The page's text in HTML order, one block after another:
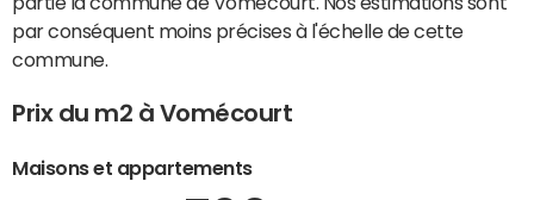
par conséquent moins précises à l'échelle de cette
commune.
Prix du m2 à Vomécourt
Maisons et appartements